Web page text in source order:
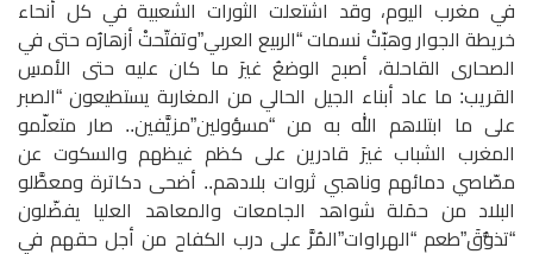
في مغرب اليوم، وقد اشتعلت الثورات الشعبية في كل أنحاء
خريطة الجوار وهبّتْ نسمات “الربيع العربي”وتفتّحتْ أزهارُه حتى في
الصحارى القاحلة، أصبح الوضعُ غيرَ ما كان عليه حتى الأمسِ
القريب: ما عاد أبناء الجيل الحالي من المغاربة يستطيعون “الصبر
على ما ابتلاهم الله به من “مسؤولين”مزيَّفين.. صار متعلّمو
المغرب الشباب غيرَ قادرين على كظم غيظهم والسكوت عن
مصّاصي دمائهم وناهبي ثروات بلادهم.. أضحى دكاترة ومعطَّلو
البلاد من حمَلة شواهد الجامعات والمعاهد العليا يفضّلون
“تذوُّقَ”طعم “الهراوات”المُرَّ على درب الكفاح من أجل حقهم في